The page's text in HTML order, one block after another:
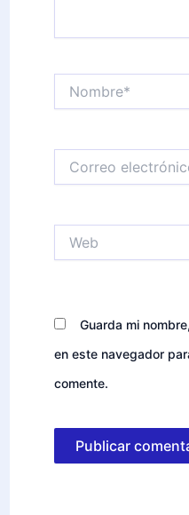
electrónico*
Guarda mi
en este navegador
comente.